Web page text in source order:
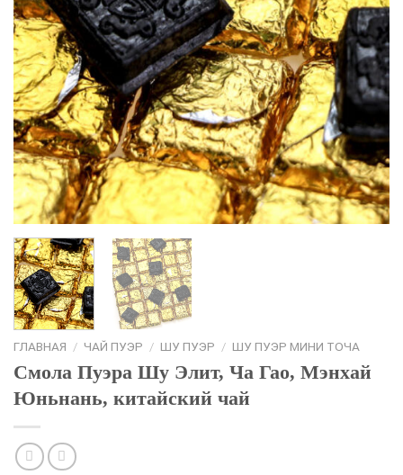
ГЛАВНАЯ / ЧАЙ ПУЭР / ШУ ПУЭР / ШУ ПУЭР МИНИ ТОЧА
Смола Пуэра Шу Элит, Ча Гао, Мэнхай
Юньнань, китайский чай